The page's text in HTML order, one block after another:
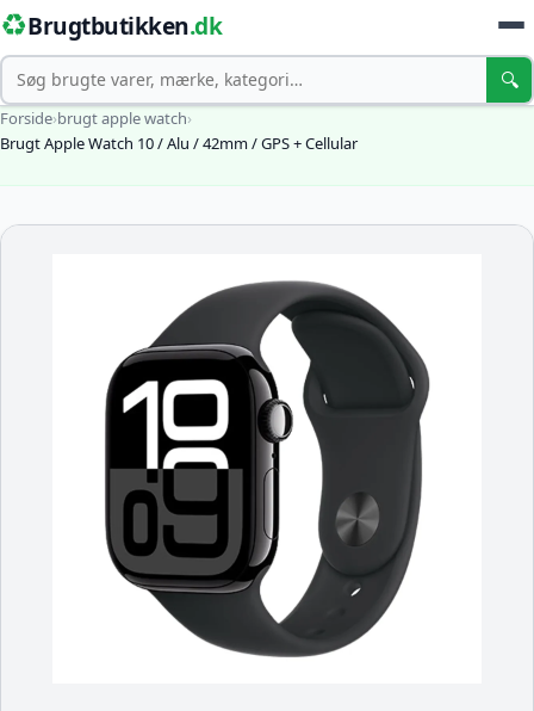
♻️Brugtbutikken.dk
Søg 🔍
Forside›brugt apple watch›
Brugt Apple Watch 10 / Alu / 42mm / GPS + Cellular